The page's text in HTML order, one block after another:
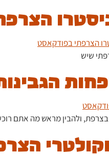
שיש
בצרפת, ולהבין מראש מה אתם